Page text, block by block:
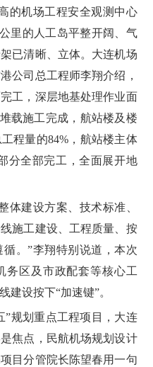
机场工程安全观测中心
里的人工岛平整开阔、气
已清晰、立体。大连机场
公司总工程师李翔介绍，
工，深层地基处理作业面
载施工完成，航站楼及楼
程量的84%，航站楼主体
分全部完工，全面展开地
建设方案、技术标准、
施工建设、工程质量、按
。”李翔特别说道，本次
务区及市政配套等核心工
建设按下“加速键”。
规划重点工程项目，大连
焦点，民航机场规划设计
目分管院长陈望春用一句